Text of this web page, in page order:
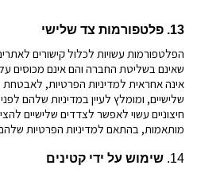
13. פלטפורמות צד שלישי
הפלטפורמות עשויות לכלול קישורים
שאינם בשליטת החברה והם אינם מכוסים על
אינה אחראית למדיניות הפרטיות,
שלישיים, ומומלץ לעיין במדיניות שלהם
חיצוניים עשוי לאפשר לצדדים שלישיים
מותאמות, בהתאם למדיניות הפרטיות
14. שימוש על ידי קטינים